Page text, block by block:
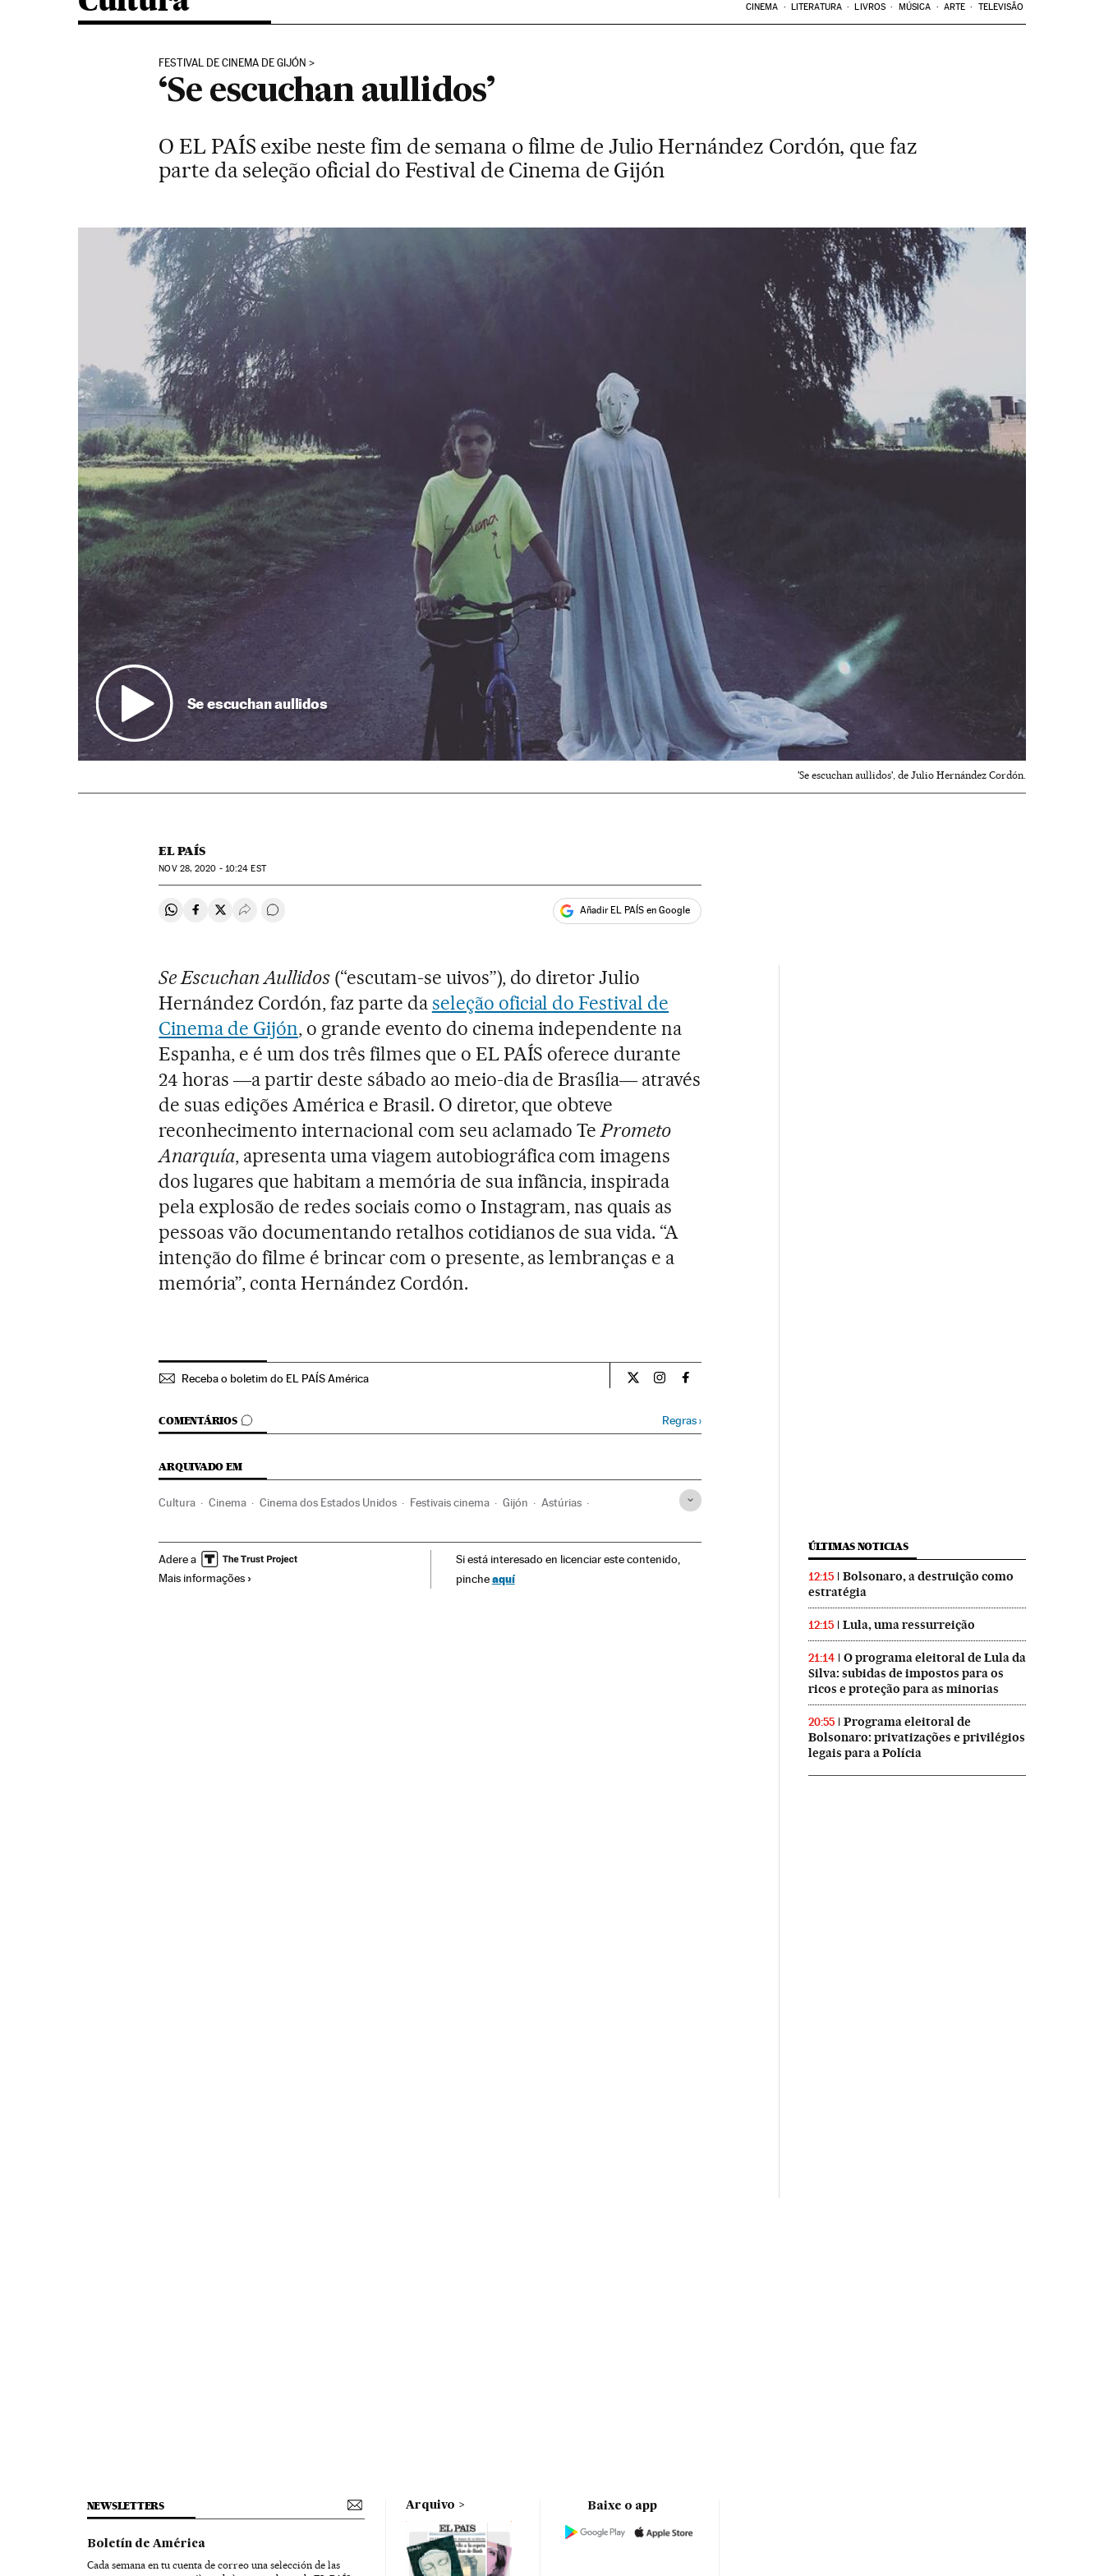
CINEMA LITERATURA LIVROS MÚSICA ARTE TELEVISÃO
FESTIVAL DE CINEMA DE GIJÓN
‘Se escuchan aullidos’
O EL PAÍS exibe neste fim de semana o filme de Julio Hernández Cordón, que faz
parte da seleção oficial do Festival de Cinema de Gijón
Se escuchan aullidos
'Se escuchan aullidos', de Julio Hernández Cordón.
EL PAÍS
NOV28, 2020 - 10:24 EST
Compartir en Whatsapp
Compartir en Facebook
Compartir en Twitter
Desplegar Redes Sociales
Comentários Añadir EL PAÍS en Google
Se Escuchan Aullidos(“escutam-se uivos”), do diretor Julio
Hernández Cordón, faz parte daseleção oficial do Festival de
Cinema de Gijón, o grande evento do cinema independente na
Espanha, e é um dos três filmes que o EL PAÍS oferece durante
24 horas ―a partir deste sábado ao meio-dia de Brasília― através
de suas edições América e Brasil. O diretor, que obteve
reconhecimento internacional com seu aclamado TePrometo
Anarquía, apresenta uma viagem autobiográfica com imagens
dos lugares que habitam a memória de sua infância, inspirada
pela explosão de redes sociais como o Instagram, nas quais as
pessoas vão documentando retalhos cotidianos de sua vida. “A
intenção do filme é brincar com o presente, as lembranças e a
memória”, conta Hernández Cordón.
Receba o boletim do EL PAÍS América Cultura El País Brasil en Twitter
Cultura El País Brasil en Instagram
Cultura El País Brasil en Facebook
COMENTÁRIOS
COMENTÁRIOS Regras›
ARQUIVADO EM
Cultura Cinema Cinema dos Estados Unidos Festivais cinema Gijón Astúrias
Adere a
Mais informações
Si está interesado en licenciar este contenido,
pincheaquí
ÚLTIMAS NOTICIAS
12:15
Bolsonaro, a destruição como
estratégia
12:15 Lula, uma ressurreição
21:14
O programa eleitoral de Lula da
Silva: subidas de impostos para os
ricos e proteção para as minorias
20:55
Programa eleitoral de
Bolsonaro: privatizações e privilégios
legais para a Polícia
NEWSLETTERS
Boletín de América
Cada semana en tu cuenta de correo una selección de las
Arquivo Baixe o app